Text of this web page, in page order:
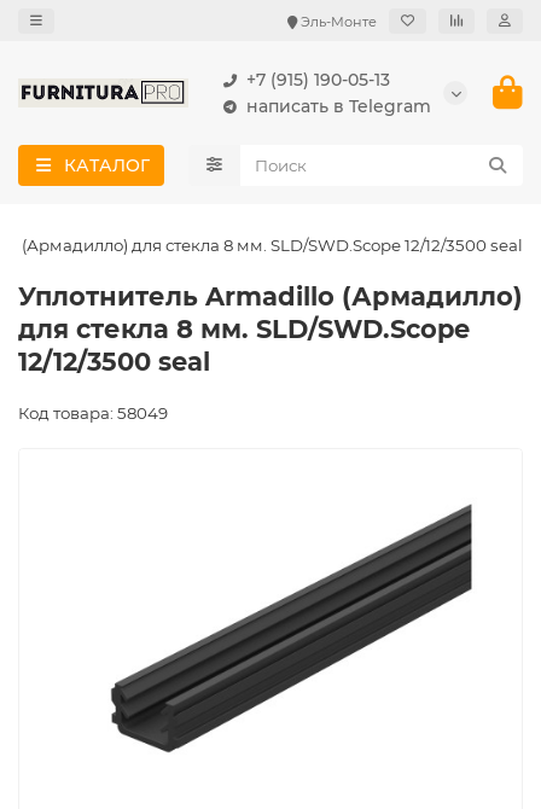
Эль-Монте
+7 (915) 190-05-13
написать в Telegram
КАТАЛОГ
(Армадилло) для стекла 8 мм. SLD/SWD.Scope 12/12/3500 seal
Уплотнитель Armadillo (Армадилло)
для стекла 8 мм. SLD/SWD.Scope
12/12/3500 seal
Код товара: 58049